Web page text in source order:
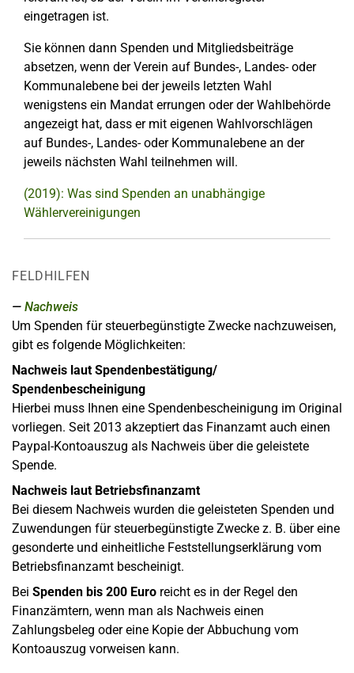
eingetragen ist.
Sie können dann Spenden und Mitgliedsbeiträge
absetzen, wenn der Verein auf Bundes-, Landes- oder
Kommunalebene bei der jeweils letzten Wahl
wenigstens ein Mandat errungen oder der Wahlbehörde
angezeigt hat, dass er mit eigenen Wahlvorschlägen
auf Bundes-, Landes- oder Kommunalebene an der
jeweils nächsten Wahl teilnehmen will.
(2019): Was sind Spenden an unabhängige
Wählervereinigungen
FELDHILFEN
Nachweis
Um Spenden für steuerbegünstigte Zwecke nachzuweisen,
gibt es folgende Möglichkeiten:
Nachweis laut Spendenbestätigung/
Spendenbescheinigung
Hierbei muss Ihnen eine Spendenbescheinigung im Original
vorliegen. Seit 2013 akzeptiert das Finanzamt auch einen
Paypal-Kontoauszug als Nachweis über die geleistete
Spende.
Nachweis laut Betriebsfinanzamt
Bei diesem Nachweis wurden die geleisteten Spenden und
Zuwendungen für steuerbegünstigte Zwecke z. B. über eine
gesonderte und einheitliche Feststellungserklärung vom
Betriebsfinanzamt bescheinigt.
Bei Spenden bis 200 Euro reicht es in der Regel den
Finanzämtern, wenn man als Nachweis einen
Zahlungsbeleg oder eine Kopie der Abbuchung vom
Kontoauszug vorweisen kann.